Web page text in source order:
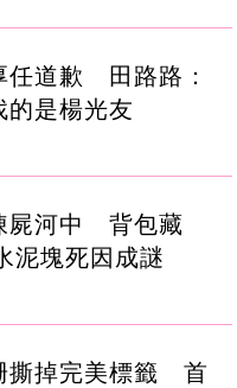
任道歉 田路路：
的是楊光友
屍河中 背包藏
泥塊死因成謎
撕掉完美標籤 首